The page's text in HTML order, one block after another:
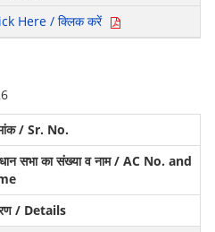
Here / क्लिक करें
/ Sr. No.
सभा का संख्या व नाम / AC No. and
/ Details